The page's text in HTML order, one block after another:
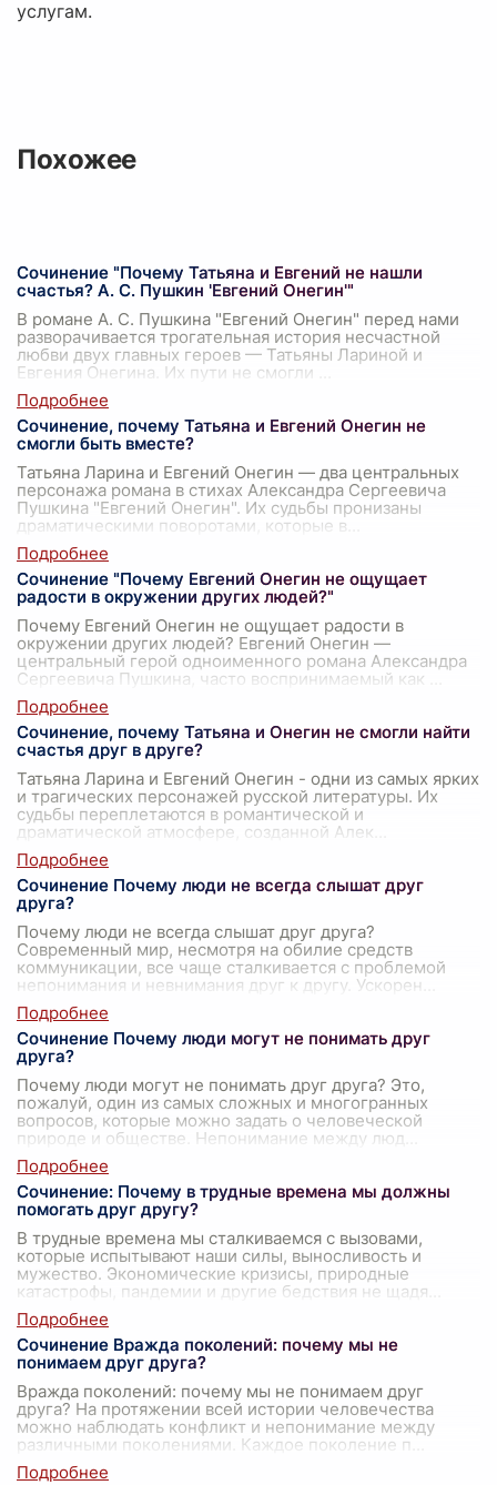
услугам.
Похожее
Сочинение "Почему Татьяна и Евгений не нашли
счастья? А. С. Пушкин 'Евгений Онегин'"
В романе А. С. Пушкина "Евгений Онегин" перед нами
разворачивается трогательная история несчастной
любви двух главных героев — Татьяны Лариной и
Евгения Онегина. Их пути не смогли
Сочинение, почему Татьяна и Евгений Онегин не
смогли быть вместе?
Татьяна Ларина и Евгений Онегин — два центральных
персонажа романа в стихах Александра Сергеевича
Пушкина "Евгений Онегин". Их судьбы пронизаны
драматическими поворотами, которые в
Сочинение "Почему Евгений Онегин не ощущает
радости в окружении других людей?"
Почему Евгений Онегин не ощущает радости в
окружении других людей? Евгений Онегин —
центральный герой одноименного романа Александра
Сергеевича Пушкина, часто воспринимаемый как
Сочинение, почему Татьяна и Онегин не смогли найти
счастья друг в друге?
Татьяна Ларина и Евгений Онегин - одни из самых ярких
и трагических персонажей русской литературы. Их
судьбы переплетаются в романтической и
драматической атмосфере, созданной Алек
Сочинение Почему люди не всегда слышат друг
друга?
Почему люди не всегда слышат друг друга?
Современный мир, несмотря на обилие средств
коммуникации, все чаще сталкивается с проблемой
непонимания и невнимания друг к другу. Ускорен
Сочинение Почему люди могут не понимать друг
друга?
Почему люди могут не понимать друг друга? Это,
пожалуй, один из самых сложных и многогранных
вопросов, которые можно задать о человеческой
природе и обществе. Непонимание между люд
Сочинение: Почему в трудные времена мы должны
помогать друг другу?
В трудные времена мы сталкиваемся с вызовами,
которые испытывают наши силы, выносливость и
мужество. Экономические кризисы, природные
катастрофы, пандемии и другие бедствия не щадя
Сочинение Вражда поколений: почему мы не
понимаем друг друга?
Вражда поколений: почему мы не понимаем друг
друга? На протяжении всей истории человечества
можно наблюдать конфликт и непонимание между
различными поколениями. Каждое поколение п